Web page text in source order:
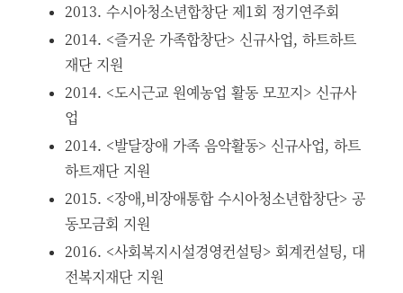
2013. 수시아청소년합창단 제1회 정기연주회
2014. <즐거운 가족합창단> 신규사업, 하트하트
재단 지원
2014. <도시근교 원예농업 활동 모꼬지> 신규사
업
2014. <발달장애 가족 음악활동> 신규사업, 하트
하트재단 지원
2015. <장애,비장애통합 수시아청소년합창단> 공
동모금회 지원
2016. <사회복지시설경영컨설팅> 회계컨설팅, 대
전복지재단 지원